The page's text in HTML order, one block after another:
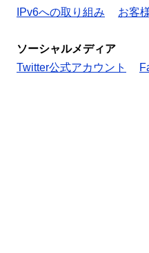
IPv6への取り組み
お客
ソーシャルメディア
Twitter公式アカウント